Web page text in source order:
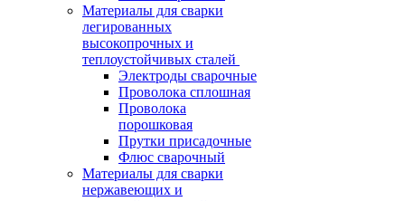
Материалы для сварки
легированных
высокопрочных и
теплоустойчивых сталей
Электроды сварочные
Проволока сплошная
Проволока
порошковая
Прутки присадочные
Флюс сварочный
Материалы для сварки
нержавеющих и